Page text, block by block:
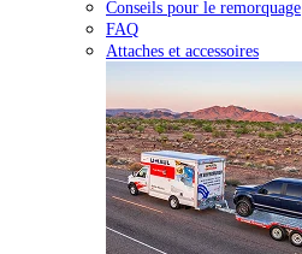
Conseils pour le remorquage
FAQ
Attaches et accessoires